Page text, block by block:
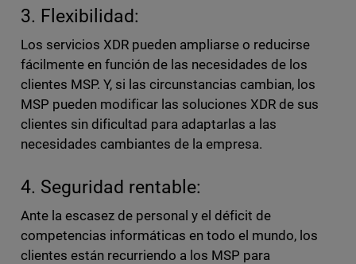
3. Flexibilidad:
Los servicios XDR pueden ampliarse o reducirse
fácilmente en función de las necesidades de los
clientes MSP. Y, si las circunstancias cambian, los
MSP pueden modificar las soluciones XDR de sus
clientes sin dificultad para adaptarlas a las
necesidades cambiantes de la empresa.
4. Seguridad rentable:
Ante la escasez de personal y el déficit de
competencias informáticas en todo el mundo, los
clientes están recurriendo a los MSP para